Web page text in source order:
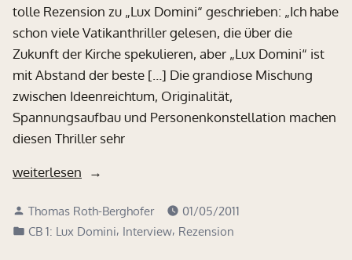
tolle Rezension zu „Lux Domini“ geschrieben: „Ich habe
schon viele Vatikanthriller gelesen, die über die
Zukunft der Kirche spekulieren, aber „Lux Domini“ ist
mit Abstand der beste […] Die grandiose Mischung
zwischen Ideenreichtum, Originalität,
Spannungsaufbau und Personenkonstellation machen
diesen Thriller sehr
„„Der
Vatikan-
Thriller““
weiterlesen
Verfasst
von
Thomas Roth-Berghofer
01/05/2011
Veröffentlicht
CB 1: Lux Domini, Interview, Rezension